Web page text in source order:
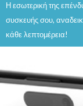
Η εσωτερική της
συσκευής σου,
κάθε λεπτομέρεια!